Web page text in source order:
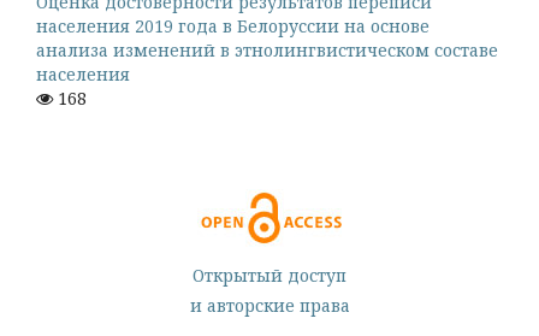
населения 2019 года в Белоруссии на основе
анализа изменений в этнолингвистическом составе
населения
168
Открытый доступ
и авторские права